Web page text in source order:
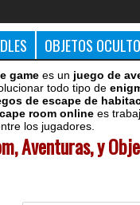
OBJETOS
game es un juego de
todo tipo de
de escape de
room online es
los jugadores.
Aventuras, y